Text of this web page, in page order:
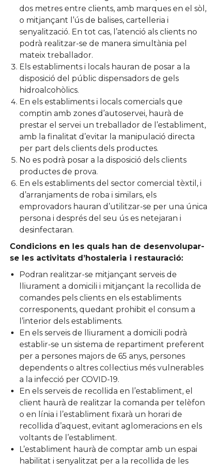
dos metres entre clients, amb marques en el sòl,
o mitjançant l’ús de balises, cartelleria i
senyalització. En tot cas, l’atenció als clients no
podrà realitzar-se de manera simultània pel
mateix treballador.
Els establiments i locals hauran de posar a la
disposició del públic dispensadors de gels
hidroalcohòlics.
En els establiments i locals comercials que
comptin amb zones d’autoservei, haurà de
prestar el servei un treballador de l’establiment,
amb la finalitat d’evitar la manipulació directa
per part dels clients dels productes.
No es podrà posar a la disposició dels clients
productes de prova.
En els establiments del sector comercial tèxtil, i
d’arranjaments de roba i similars, els
emprovadors hauran d’utilitzar-se per una única
persona i després del seu ús es netejaran i
desinfectaran.
Condicions en les quals han de desenvolupar-
se les activitats d’hostaleria i restauració:
Podran realitzar-se mitjançant serveis de
lliurament a domicili i mitjançant la recollida de
comandes pels clients en els establiments
corresponents, quedant prohibit el consum a
l’interior dels establiments.
En els serveis de lliurament a domicili podrà
establir-se un sistema de repartiment preferent
per a persones majors de 65 anys, persones
dependents o altres col·lectius més vulnerables
a la infecció per COVID-19.
En els serveis de recollida en l’establiment, el
client haurà de realitzar la comanda per telèfon
o en línia i l’establiment fixarà un horari de
recollida d’aquest, evitant aglomeracions en els
voltants de l’establiment.
L’establiment haurà de comptar amb un espai
habilitat i senyalitzat per a la recollida de les